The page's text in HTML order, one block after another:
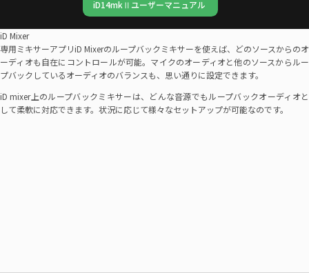
iD14mkⅡユーザーマニュアル
iD Mixer
専用ミキサーアプリiD Mixerのループバックミキサーを使えば、どのソースからのオ
ーディオも自在にコントロールが可能。マイクのオーディオと他のソースからルー
プバックしているオーディオのバランスも、思い通りに設定できます。
iD mixer上のループバックミキサーは、どんな音源でもループバックオーディオと
して柔軟に対応できます。状況に応じて様々なセットアップが可能なのです。